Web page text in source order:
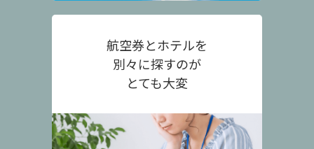
航空券とホテルを
別々に探すのが
とても大変